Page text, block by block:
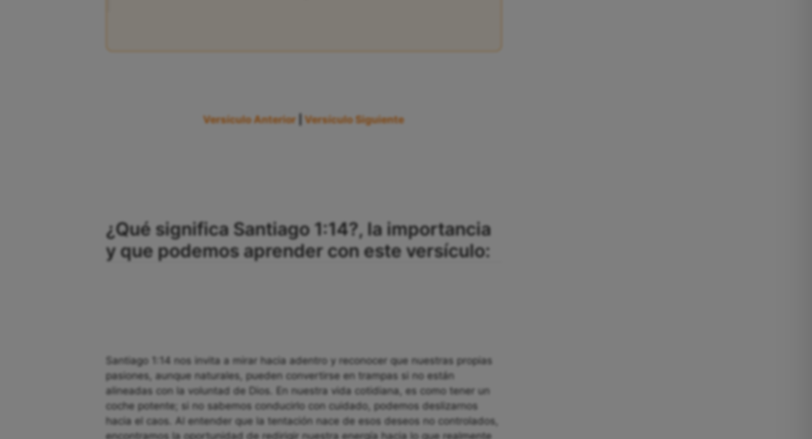
Versículo Anterior |Versículo Siguiente
¿Qué significa Santiago 1:14?, la importancia
y que podemos aprender con este versículo:
Santiago 1:14 nos invita a mirar hacia adentro y reconocer que nuestras propias
pasiones, aunque naturales, pueden convertirse en trampas si no están
alineadas con la voluntad de Dios. En nuestra vida cotidiana, es como tener un
coche potente; si no sabemos conducirlo con cuidado, podemos deslizarnos
hacia el caos. Al entender que la tentación nace de esos deseos no controlados,
encontramos la oportunidad de redirigir nuestra energía hacia lo que realmente